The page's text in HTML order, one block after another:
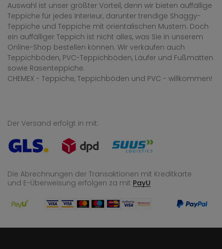
Auswahl ist unser größter Vorteil, denn wir bieten auffällige
Teppiche für jedes Interieur, darunter trendige Shaggy-
Teppiche und Teppiche mit orientalischen Mustern. Doch
ein auffälliger Teppich ist nicht alles, was Sie in unserem
Online-Shop bestellen können. Wir verkaufen auch
Teppichböden, PVC-Teppichböden, Läufer und Fußmatten
sowie Rasenteppiche.
CHEMEX - Teppiche, Teppichböden und PVC - willkommen!
Der Versand erfolgt in mit:
Die Abrechnungen der Transaktionen mit Kreditkarte
und E-Überweisung erfolgen za mit PayU